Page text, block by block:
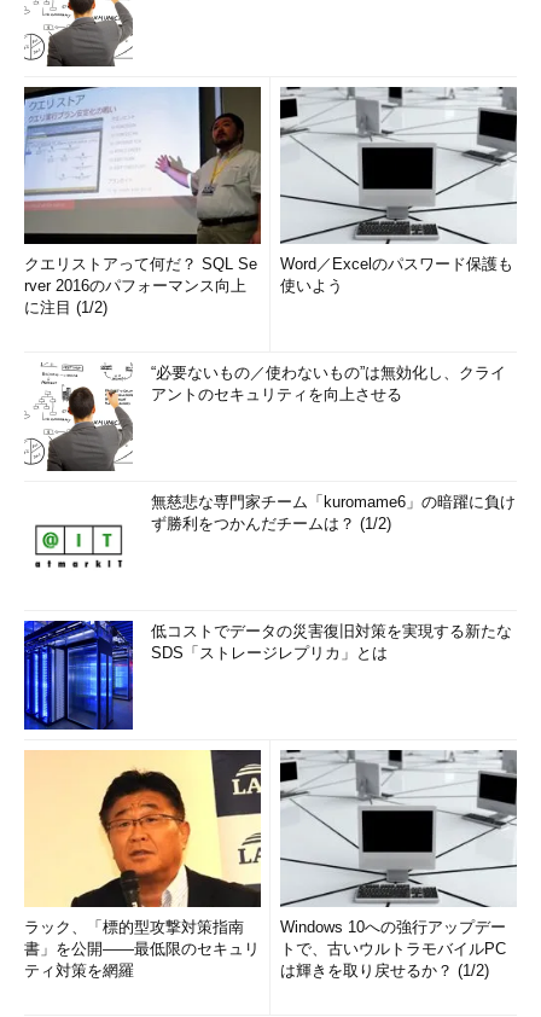
クエリストアって何だ？ SQL Se
rver 2016のパフォーマンス向上
に注目 (1/2)
Word／Excelのパスワード保護も
使いよう
“必要ないもの／使わないもの”は無効化し、クライ
アントのセキュリティを向上させる
無慈悲な専門家チーム「kuromame6」の暗躍に負け
ず勝利をつかんだチームは？ (1/2)
低コストでデータの災害復旧対策を実現する新たな
SDS「ストレージレプリカ」とは
ラック、「標的型攻撃対策指南
書」を公開――最低限のセキュリ
ティ対策を網羅
Windows 10への強行アップデー
トで、古いウルトラモバイルPC
は輝きを取り戻せるか？ (1/2)